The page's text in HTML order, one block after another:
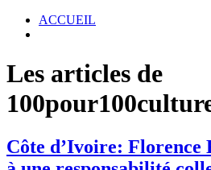
ACCUEIL
Les articles de
Côte d’Ivoire: Florence